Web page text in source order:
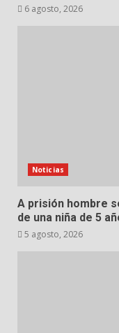
6 agosto, 2026
Noticias
A prisión hombre
de una niña de 5
5 agosto, 2026